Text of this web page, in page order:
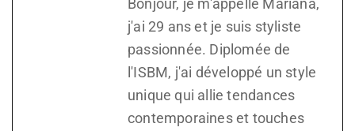
Bonjour, je m'appelle Mariana,
j'ai 29 ans et je suis styliste
passionnée. Diplomée de
l'ISBM, j'ai développé un style
unique qui allie tendances
contemporaines et touches